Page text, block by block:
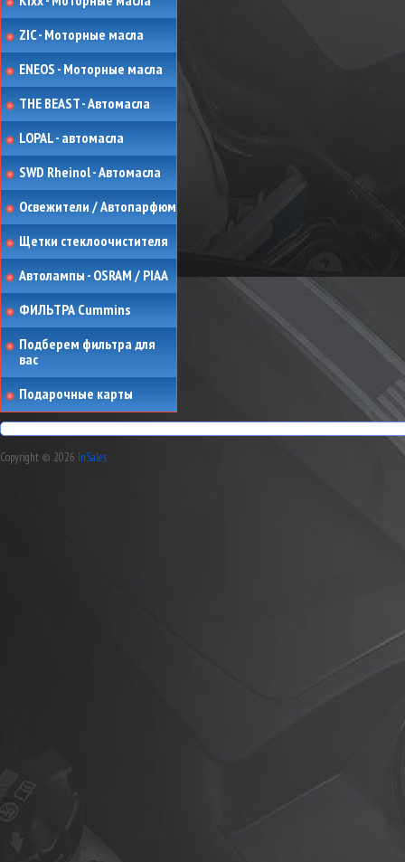
ZIC - Моторные масла
ENEOS - Моторные масла
THE BEAST - Автомасла
LOPAL - автомасла
SWD Rheinol - Автомасла
Освежители / Автопарфюм
Щетки стеклоочистителя
Автолампы - OSRAM / PIAA
ФИЛЬТРА Cummins
Подберем фильтра для
вас
Подарочные карты
Copyright © 2026 InSales